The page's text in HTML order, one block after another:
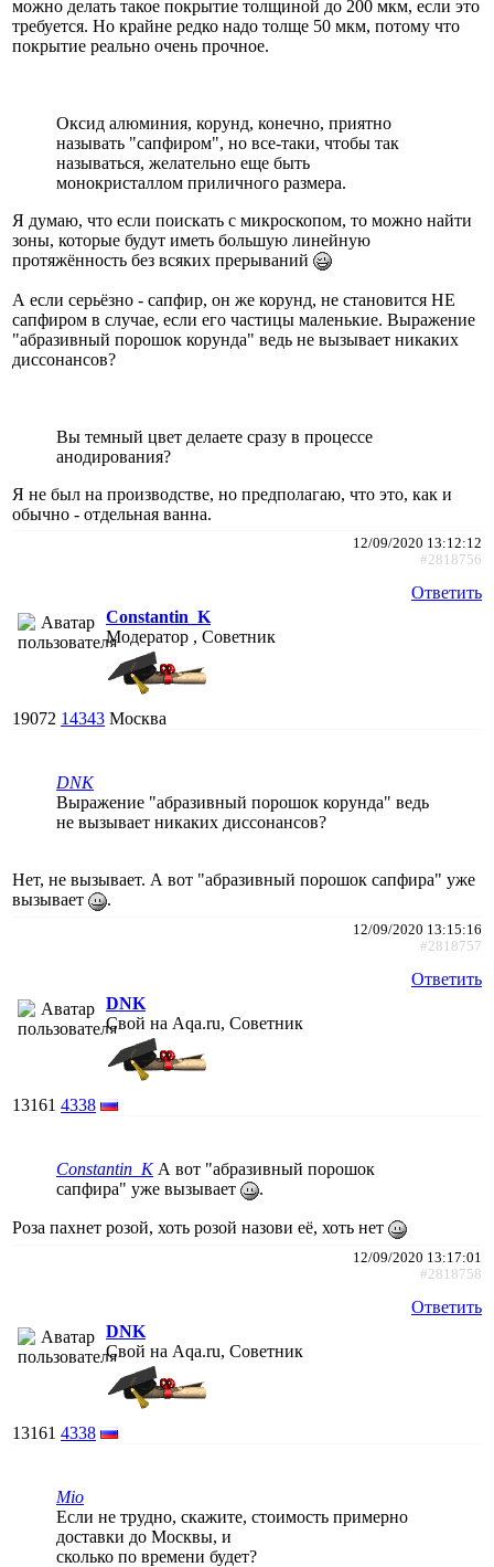
можно делать такое покрытие толщиной до 200 мкм, если это
требуется. Но крайне редко надо толще 50 мкм, потому что
покрытие реально очень прочное.
Оксид алюминия, корунд, конечно, приятно
называть "сапфиром", но все-таки, чтобы так
называться, желательно еще быть
монокристаллом приличного размера.
Я думаю, что если поискать с микроскопом, то можно найти
зоны, которые будут иметь большую линейную
протяжённость без всяких прерываний
А если серьёзно - сапфир, он же корунд, не становится НЕ
сапфиром в случае, если его частицы маленькие. Выражение
"абразивный порошок корунда" ведь не вызывает никаких
диссонансов?
Вы темный цвет делаете сразу в процессе
анодирования?
Я не был на производстве, но предполагаю, что это, как и
обычно - отдельная ванна.
12/09/2020 13:12:12
#2818756
Ответить
Constantin_K
Модератор , Советник
19072 14343 Москва
DNK
Выражение "абразивный порошок корунда" ведь
не вызывает никаких диссонансов?
Нет, не вызывает. А вот "абразивный порошок сапфира" уже
вызывает
.
12/09/2020 13:15:16
#2818757
Ответить
DNK
Свой на Aqa.ru, Советник
13161 4338
Constantin_K А вот "абразивный порошок
сапфира" уже вызывает
.
Роза пахнет розой, хоть розой назови её, хоть нет
12/09/2020 13:17:01
#2818758
Ответить
DNK
Свой на Aqa.ru, Советник
13161 4338
Mio
Если не трудно, скажите, стоимость примерно
доставки до Москвы, и
сколько по времени будет?